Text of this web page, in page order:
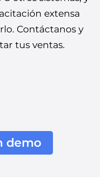
extensa
Contáctanos y
tus ventas.
demo